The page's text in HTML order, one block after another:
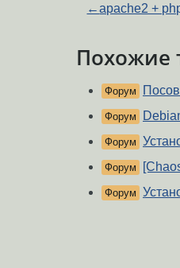
←apache2 +
Похожие
Форум
Форум
Форум
Форум
Форум